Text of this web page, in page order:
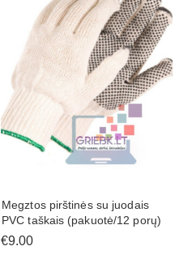
Megztos pirštinės su juodais
PVC taškais (pakuotė/12 porų)
€9.00